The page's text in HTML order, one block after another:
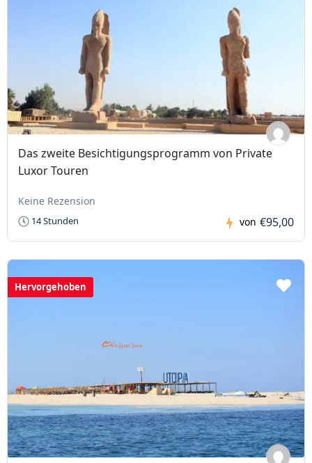
Das zweite Besichtigungsprogramm von Private
Luxor Touren
Keine Rezension
14 Stunden von €95,00
Hervorgehoben